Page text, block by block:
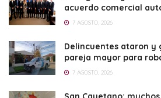
acuerdo comercial
7 AGOSTO, 2026
Delincuentes ataron y
pareja mayor para
7 AGOSTO, 2026